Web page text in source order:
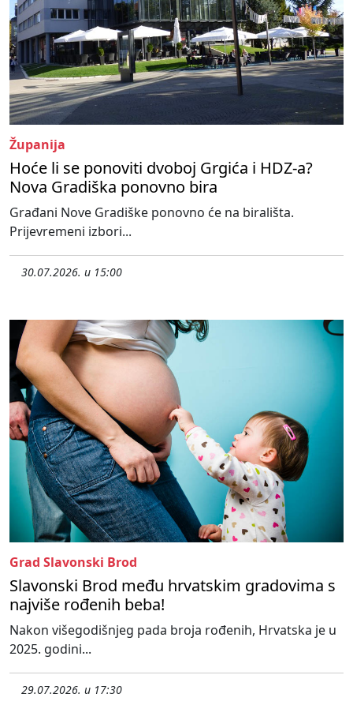
Županija
Hoće li se ponoviti dvoboj Grgića i HDZ-a?
Nova Gradiška ponovno bira
Građani Nove Gradiške ponovno će na birališta.
Prijevremeni izbori...
30.07.2026. u 15:00
Grad Slavonski Brod
Slavonski Brod među hrvatskim gradovima s
najviše rođenih beba!
Nakon višegodišnjeg pada broja rođenih, Hrvatska je u
2025. godini...
29.07.2026. u 17:30